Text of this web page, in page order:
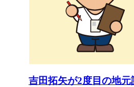
吉田拓矢が2度目の地